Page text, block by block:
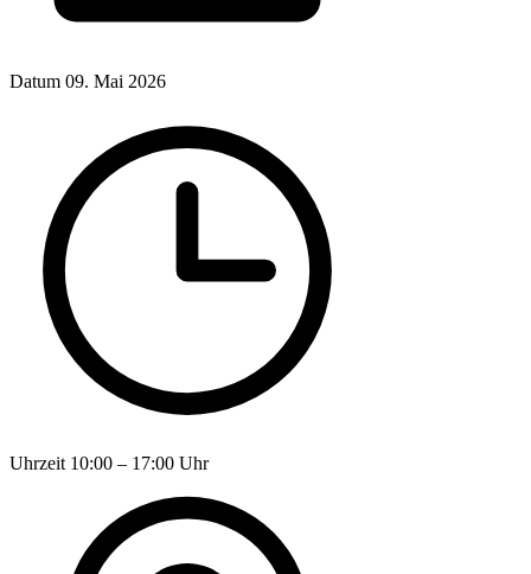
Datum 09. Mai 2026
Uhrzeit 10:00 – 17:00 Uhr